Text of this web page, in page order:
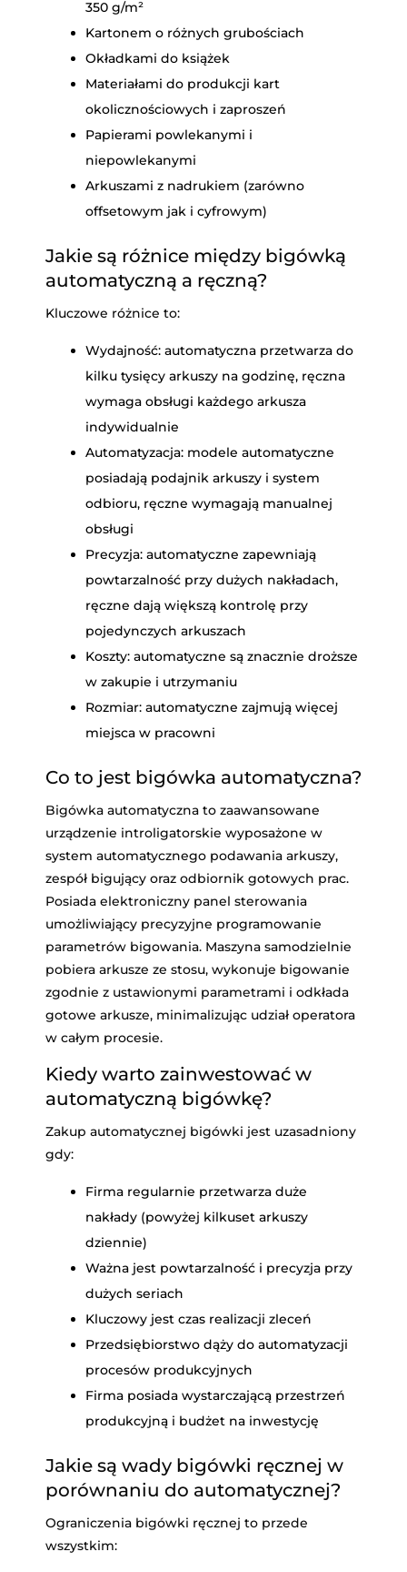
350 g/m²
Kartonem o różnych grubościach
Okładkami do książek
Materiałami do produkcji kart
okolicznościowych i zaproszeń
Papierami powlekanymi i
niepowlekanymi
Arkuszami z nadrukiem (zarówno
offsetowym jak i cyfrowym)
Jakie są różnice między bigówką
automatyczną a ręczną?
Kluczowe różnice to:
Wydajność: automatyczna przetwarza do
kilku tysięcy arkuszy na godzinę, ręczna
wymaga obsługi każdego arkusza
indywidualnie
Automatyzacja: modele automatyczne
posiadają podajnik arkuszy i system
odbioru, ręczne wymagają manualnej
obsługi
Precyzja: automatyczne zapewniają
powtarzalność przy dużych nakładach,
ręczne dają większą kontrolę przy
pojedynczych arkuszach
Koszty: automatyczne są znacznie droższe
w zakupie i utrzymaniu
Rozmiar: automatyczne zajmują więcej
miejsca w pracowni
Co to jest bigówka automatyczna?
Bigówka automatyczna to zaawansowane
urządzenie introligatorskie wyposażone w
system automatycznego podawania arkuszy,
zespół bigujący oraz odbiornik gotowych prac.
Posiada elektroniczny panel sterowania
umożliwiający precyzyjne programowanie
parametrów bigowania. Maszyna samodzielnie
pobiera arkusze ze stosu, wykonuje bigowanie
zgodnie z ustawionymi parametrami i odkłada
gotowe arkusze, minimalizując udział operatora
w całym procesie.
Kiedy warto zainwestować w
automatyczną bigówkę?
Zakup automatycznej bigówki jest uzasadniony
gdy:
Firma regularnie przetwarza duże
nakłady (powyżej kilkuset arkuszy
dziennie)
Ważna jest powtarzalność i precyzja przy
dużych seriach
Kluczowy jest czas realizacji zleceń
Przedsiębiorstwo dąży do automatyzacji
procesów produkcyjnych
Firma posiada wystarczającą przestrzeń
produkcyjną i budżet na inwestycję
Jakie są wady bigówki ręcznej w
porównaniu do automatycznej?
Ograniczenia bigówki ręcznej to przede
wszystkim: